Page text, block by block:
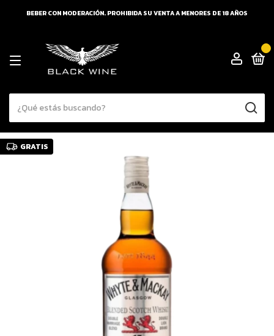
BEBER CON MODERACIÓN. PROHIBIDA SU VENTA A MENORES DE 18 AÑOS
GRATIS